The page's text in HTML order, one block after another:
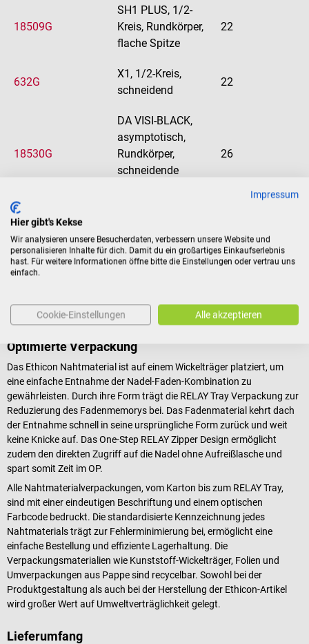
18509G
SH1 PLUS, 1/2-
Kreis, Rundkörper,
flache Spitze
22
632G
X1, 1/2-Kreis,
schneidend
22
18530G
DA VISI-BLACK,
asymptotisch,
Rundkörper,
schneidende
26
18501G
schneidend
ST4, gerade,
Optimierte Verpackung
Das Ethicon Nahtmaterial ist auf einem Wickelträger platziert, um
eine einfache Entnahme der Nadel-Faden-Kombination zu
gewährleisten. Durch ihre Form trägt die RELAY Tray Verpackung zur
Reduzierung des Fadenmemorys bei. Das Fadenmaterial kehrt dach
der Entnahme schnell in seine ursprüngliche Form zurück und weit
keine Knicke auf. Das One-Step RELAY Zipper Design ermöglicht
zudem den direkten Zugriff auf die Nadel ohne Aufreißlasche und
spart somit Zeit im OP.
Alle Nahtmaterialverpackungen, vom Karton bis zum RELAY Tray,
sind mit einer eindeutigen Beschriftung und einem optischen
Farbcode bedruckt. Die standardisierte Kennzeichnung jedes
Nahtmaterials trägt zur Fehlerminimierung bei, ermöglicht eine
einfache Bestellung und effiziente Lagerhaltung. Die
Verpackungsmaterialien wie Kunststoff-Wickelträger, Folien und
Umverpackungen aus Pappe sind recycelbar. Sowohl bei der
Produktgestaltung als auch bei der Herstellung der Ethicon-Artikel
wird großer Wert auf Umweltverträglichkeit gelegt.
Lieferumfang
Impressum
Hier gibt's Kekse
Wir analysieren unsere Besucherdaten, verbessern unsere Website und
personalisieren Inhalte für dich. Damit du ein großartiges Einkaufserlebnis
hast. Für weitere Informationen öffne bitte die Einstellungen oder vertrau uns
einfach.
Cookie-Einstellungen Alle akzeptieren